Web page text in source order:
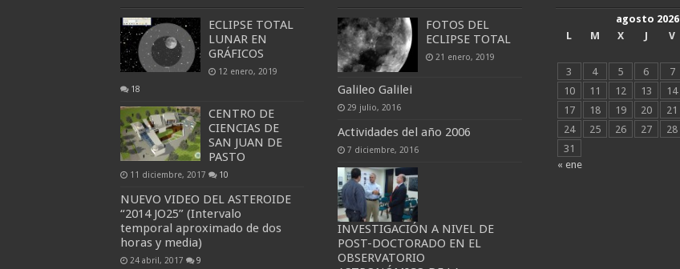
ECLIPSE TOTAL
LUNAR EN
GRÁFICOS
12 enero, 2019
18
CENTRO DE
CIENCIAS DE
SAN JUAN DE
PASTO
11 diciembre, 2017 10
NUEVO VIDEO DEL ASTEROIDE
“2014 JO25” (Intervalo
temporal aproximado de dos
horas y media)
24 abril, 2017 9
FOTOS DEL
ECLIPSE TOTAL
21 enero, 2019
Galileo Galilei
29 julio, 2016
Actividades del año 2006
7 diciembre, 2016
INVESTIGACIÓN A NIVEL DE
POST-DOCTORADO EN EL
OBSERVATORIO
agosto 2026
L
M X J V
« ene
3
4 5 6 7
10
11 12 13 14
17
18 19 20 21
24
25 26 27 28
31